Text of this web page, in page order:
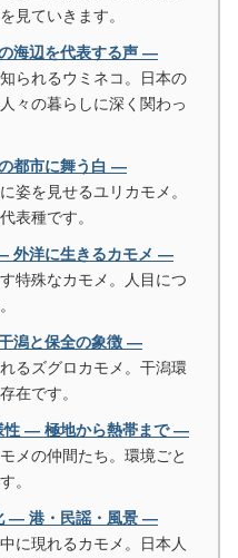
見ていきます。
海辺を代表する声 ―
られるウミネコ。日本の
々の暮らしに深く関わっ
都市に舞う白 ―
姿を見せるユリカモメ。
表種です。
外洋に生きるカモメ ―
特殊なカモメ。人目につ
潟と保全の象徴 ―
るズグロカモメ。干潟環
在です。
性 ― 極地から熱帯まで ―
メの仲間たち。環境ごと
。
― 港・民謡・風景 ―
に現れるカモメ。日本人